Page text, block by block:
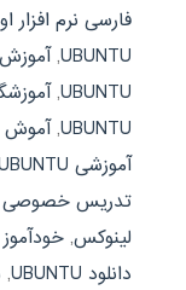
فارسی نرم افزار
UBUNTU
,آموزش
UBUNTU
,
UBUNTU
,آموش
آموزشی UBUNTU
تدریس خصوصی UBUNTU
لینوکس, خودآموز UBUNTU
دانلود UBUNTU
,